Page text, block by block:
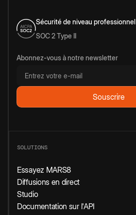
Sécurité de niveau professionnel
SOC 2 Type II
Abonnez-vous à notre newsletter
SOLUTIONS
Essayez MARS8
Diffusions en direct
Studio
Documentation sur l'API